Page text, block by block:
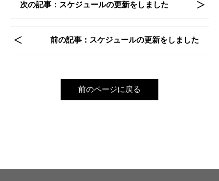
次の記事：スケジュールの更新をしました
前の記事：スケジュールの更新をしました
前のページに戻る